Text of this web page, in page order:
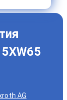
AG